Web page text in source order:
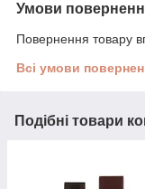
Умови
Повернення товару
Всі умови
Подібні товари